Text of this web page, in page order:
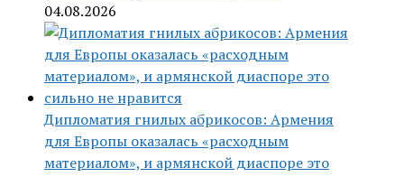
04.08.2026
Дипломатия гнилых абрикосов: Армения
для Европы оказалась «расходным
материалом», и армянской диаспоре это